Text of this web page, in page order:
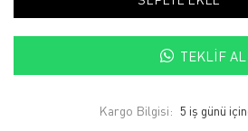
TEKLIF AL
Kargo Bilgisi: 5 iş günü